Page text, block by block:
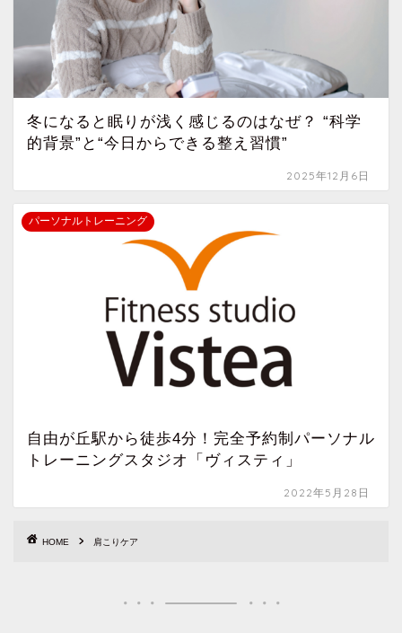
冬になると眠りが浅く感じるのはなぜ？ “科学
的背景”と“今日からできる整え習慣”
2025年12月6日
パーソナルトレーニング
自由が丘駅から徒歩4分！完全予約制パーソナル
トレーニングスタジオ「ヴィスティ」
2022年5月28日
HOME 肩こりケア